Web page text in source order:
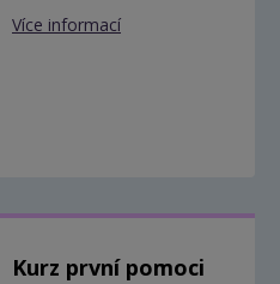
Více informací
Kurz první pomoci